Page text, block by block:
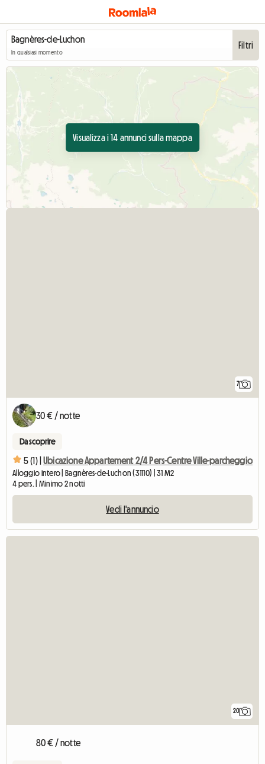
In qualsiasi momento
Filtri
Visualizza i 14 annunci sulla mappa
7
30 € / notte
Da scoprire
5 (1) | Ubicazione Appartement 2/4 Pers-Centre Ville-parcheggio
Alloggio intero | Bagnères-de-Luchon (31110) | 31 M2
4 pers. | Minimo 2 notti
Vedi l'annuncio
20
80 € / notte